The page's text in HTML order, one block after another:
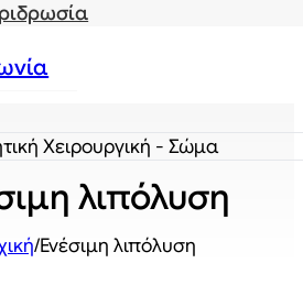
Χειρουργική - Σώμα
λιπόλυση
/Ενέσιμη λιπόλυση